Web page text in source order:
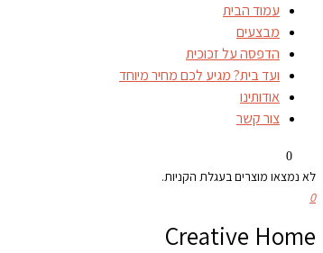
עמוד הבית
מבצעים
הדפסה על זכוכית
ועד בית? מגיע לכם מחיר מיוחד
אודותינו
צור קשר
0
לא נמצאו מוצרים בעגלת הקניות.
0
Creative Home